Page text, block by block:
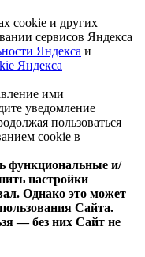
cookie и других
сервисов Яндекса
Яндекса и
Яндекса
ими
уведомление
пользоваться
cookie в
функциональные и/
настройки
Однако это может
Сайта.
— без них Сайт не